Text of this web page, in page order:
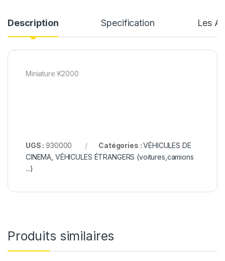
Description Specification Les
Miniature K2000
UGS :930000 Catégories :VÉHICULES DE
CINEMA VÉHICULES ÉTRANGERS (voitures,camions
...)
Produits similaires